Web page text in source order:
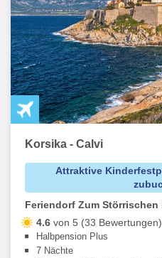
Korsika - Calvi
Attraktive
Feriendorf Zum Störrischen
4.6 von 5 (33 Bewertungen)
Halbpension Plus
7 Nächte